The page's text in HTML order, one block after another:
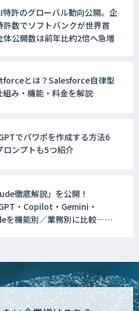
AIエージェント』
化ソリューション「DX-laei」
特許のグローバル動向公開。企
許数でソフトバンクが世界首
体公開数は前年比約2倍へ急増
とは？Salesforce自律型
組み・機能・料金を解説
でパワポを作成する方法6
ロンプトも5つ紹介
徹底解説」を公開！
・Copilot・Gemini・
を機能別／業務別に比較―自